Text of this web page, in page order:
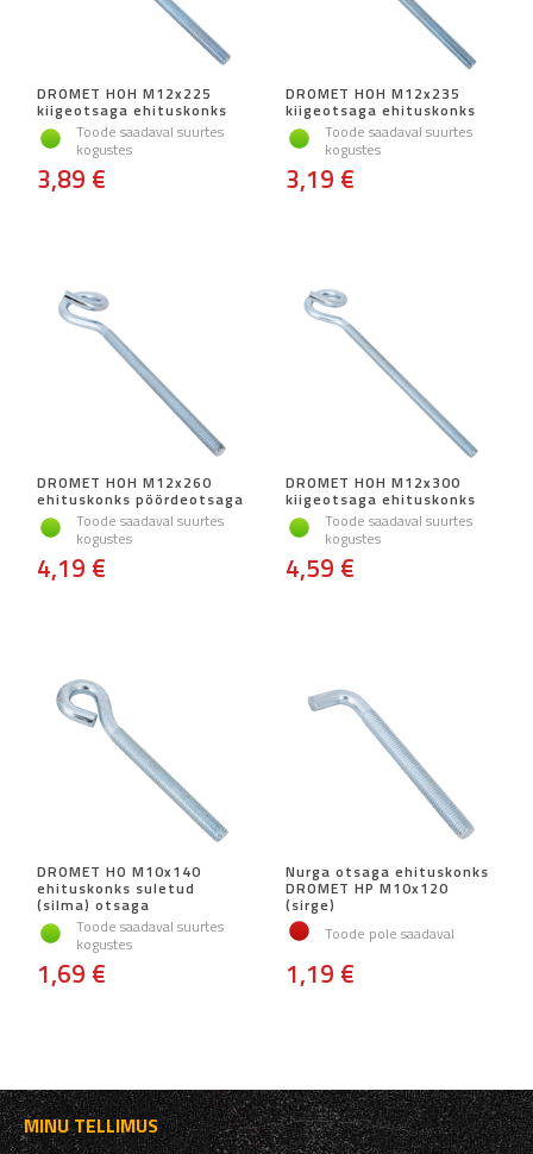
DROMET HOH M12x225
kiigeotsaga ehituskonks
Toode saadaval suurtes
kogustes
3,89 €
DROMET HOH M12x235
kiigeotsaga ehituskonks
Toode saadaval suurtes
kogustes
3,19 €
DROMET HOH M12x260
ehituskonks pöördeotsaga
Toode saadaval suurtes
kogustes
4,19 €
DROMET HOH M12x300
kiigeotsaga ehituskonks
Toode saadaval suurtes
kogustes
4,59 €
DROMET HO M10x140
ehituskonks suletud
(silma) otsaga
Toode saadaval suurtes
kogustes
1,69 €
Nurga otsaga ehituskonks
DROMET HP M10x120
(sirge)
Toode pole saadaval
1,19 €
MINU TELLIMUS